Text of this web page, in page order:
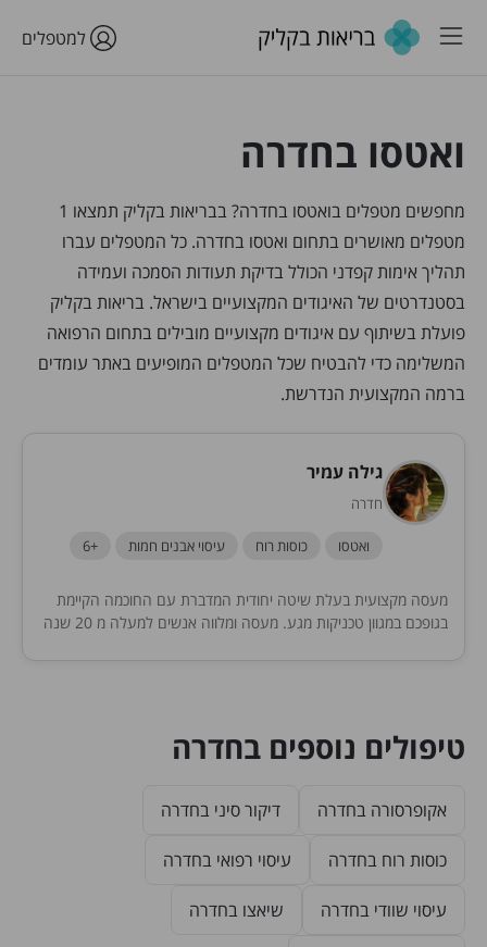
למטפלים
ואטסו בחדרה
מחפשים מטפלים בואטסו בחדרה? בבריאות בקליק תמצאו 1
מטפלים מאושרים בתחום ואטסו בחדרה. כל המטפלים עברו
תהליך אימות קפדני הכולל בדיקת תעודות הסמכה ועמידה
בסטנדרטים של האיגודים המקצועיים בישראל. בריאות בקליק
פועלת בשיתוף עם איגודים מקצועיים מובילים בתחום הרפואה
המשלימה כדי להבטיח שכל המטפלים המופיעים באתר עומדים
ברמה המקצועית הנדרשת.
גילה עמיר
חדרה
ואטסו כוסות רוח עיסוי אבנים חמות +6
מעסה מקצועית בעלת שיטה יחודית המדברת עם החוכמה הקיימת
בגופכם במגוון טכניקות מגע. מעסה ומלווה אנשים למעלה מ 20 שנה
טיפולים נוספים בחדרה
אקופרסורה בחדרה דיקור סיני בחדרה
כוסות רוח בחדרה עיסוי רפואי בחדרה
עיסוי שוודי בחדרה שיאצו בחדרה